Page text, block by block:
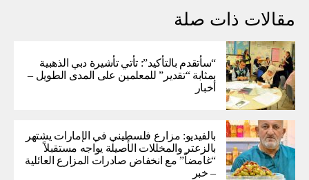
مقالات ذات صلة
“سأتقدم بالتأكيد”: تأتي تأشيرة دبي الذهبية
بمثابة “تقدير” للمعلمين على المدى الطويل –
أخبار
بالفيديو: مزارع فلسطيني في الإمارات يشتهر
بالزعتر والمخللات الأصيلة يواجه مستقبلاً
“غامضاً” ​​مع انخفاض صادرات المزارع العائلية
– خبر